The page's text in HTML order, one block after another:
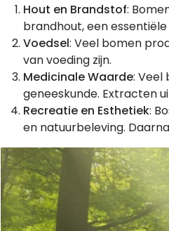
Hout en Brandstof:
brandhout, een
Voedsel: Veel bomen
van voeding zijn.
Medicinale Waarde: Veel
geneeskunde. Extracten
Recreatie en Esthetiek:
en natuurbeleving.